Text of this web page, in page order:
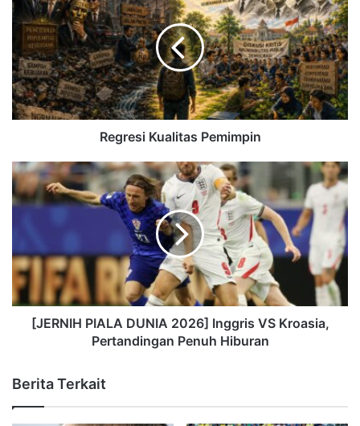
Regresi Kualitas Pemimpin
[JERNIH PIALA DUNIA 2026] Inggris VS Kroasia,
Pertandingan Penuh Hiburan
Berita Terkait